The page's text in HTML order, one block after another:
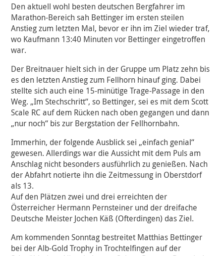
Den aktuell wohl besten deutschen Bergfahrer im
Marathon-Bereich sah Bettinger im ersten steilen
Anstieg zum letzten Mal, bevor er ihn im Ziel wieder traf,
wo Kaufmann 13:40 Minuten vor Bettinger eingetroffen
war.
Der Breitnauer hielt sich in der Gruppe um Platz zehn bis
es den letzten Anstieg zum Fellhorn hinauf ging. Dabei
stellte sich auch eine 15-minütige Trage-Passage in den
Weg. „Im Stechschritt“, so Bettinger, sei es mit dem Scott
Scale RC auf dem Rücken nach oben gegangen und dann
„nur noch“ bis zur Bergstation der Fellhornbahn.
Immerhin, der folgende Ausblick sei „einfach genial“
gewesen. Allerdings war die Aussicht mit dem Puls am
Anschlag nicht besonders ausführlich zu genießen. Nach
der Abfahrt notierte ihn die Zeitmessung in Oberstdorf
als 13.
Auf den Plätzen zwei und drei erreichten der
Österreicher Hermann Pernsteiner und der dreifache
Deutsche Meister Jochen Käß (Ofterdingen) das Ziel.
Am kommenden Sonntag bestreitet Matthias Bettinger
bei der Alb-Gold Trophy in Trochtelfingen auf der